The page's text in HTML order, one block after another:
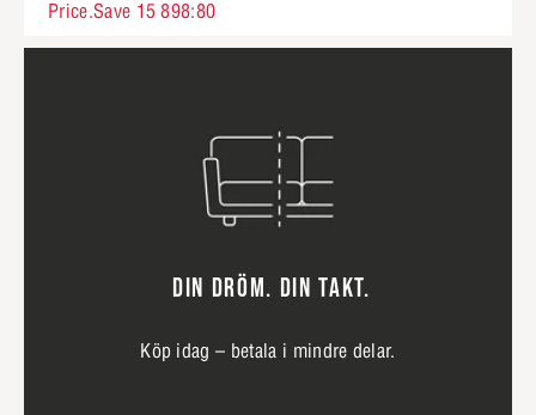
Price.Save 15 898:80
DIN DRÖM. DIN TAKT.
Köp idag – betala i mindre delar.